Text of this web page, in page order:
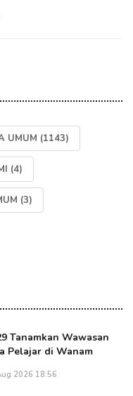
UMUM (1143)
(4)
(3)
Tanamkan Wawasan
Pelajar di Wanam
2026 18:56